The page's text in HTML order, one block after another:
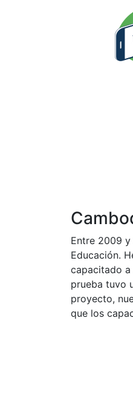
Entre 2009
Educación.
capacitado a
prueba tuvo
proyecto,
que los